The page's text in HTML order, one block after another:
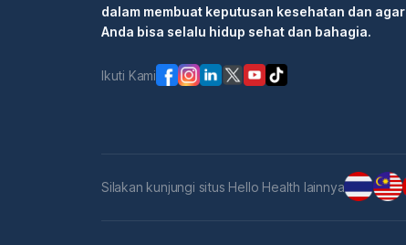
dalam membuat keputusan kesehatan dan agar
Anda bisa selalu hidup sehat dan bahagia.
Ikuti Kami
Silakan kunjungi situs Hello Health lainnya